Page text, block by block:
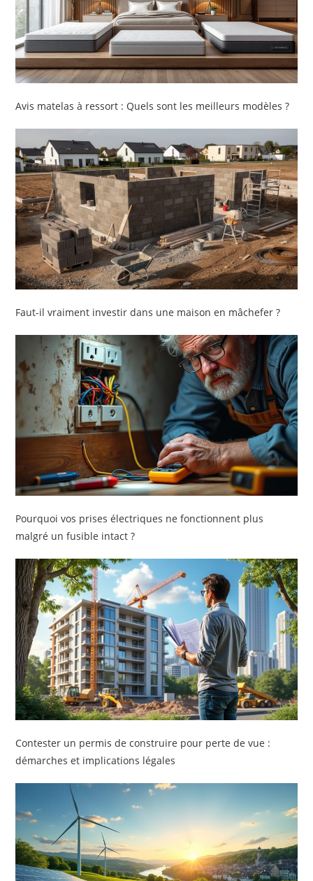
Avis matelas à ressort : Quels sont les meilleurs modèles ?
Faut-il vraiment investir dans une maison en mâchefer ?
Pourquoi vos prises électriques ne fonctionnent plus
malgré un fusible intact ?
Contester un permis de construire pour perte de vue :
démarches et implications légales